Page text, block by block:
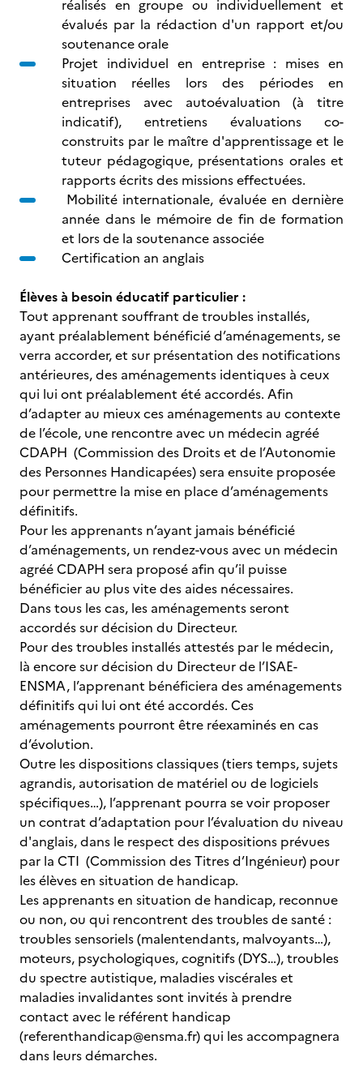
réalisés en groupe ou individuellement et
évalués par la rédaction d'un rapport et/ou
soutenance orale
Projet individuel en entreprise : mises en
situation réelles lors des périodes en
entreprises avec autoévaluation (à titre
indicatif), entretiens évaluations co-
construits par le maître d'apprentissage et le
tuteur pédagogique, présentations orales et
rapports écrits des missions effectuées.
Mobilité internationale, évaluée en dernière
année dans le mémoire de fin de formation
et lors de la soutenance associée
Certification an anglais
Élèves à besoin éducatif particulier :
Tout apprenant souffrant de troubles installés,
ayant préalablement bénéficié d’aménagements, se
verra accorder, et sur présentation des notifications
antérieures, des aménagements identiques à ceux
qui lui ont préalablement été accordés. Afin
d’adapter au mieux ces aménagements au contexte
de l’école, une rencontre avec un médecin agréé
CDAPH (Commission des Droits et de l’Autonomie
des Personnes Handicapées) sera ensuite proposée
pour permettre la mise en place d’aménagements
définitifs.
Pour les apprenants n’ayant jamais bénéficié
d’aménagements, un rendez-vous avec un médecin
agréé CDAPH sera proposé afin qu’il puisse
bénéficier au plus vite des aides nécessaires.
Dans tous les cas, les aménagements seront
accordés sur décision du Directeur.
Pour des troubles installés attestés par le médecin,
là encore sur décision du Directeur de l’ISAE-
ENSMA, l’apprenant bénéficiera des aménagements
définitifs qui lui ont été accordés. Ces
aménagements pourront être réexaminés en cas
d’évolution.
Outre les dispositions classiques (tiers temps, sujets
agrandis, autorisation de matériel ou de logiciels
spécifiques…), l’apprenant pourra se voir proposer
un contrat d’adaptation pour l’évaluation du niveau
d'anglais, dans le respect des dispositions prévues
par la CTI (Commission des Titres d’Ingénieur) pour
les élèves en situation de handicap.
Les apprenants en situation de handicap, reconnue
ou non, ou qui rencontrent des troubles de santé :
troubles sensoriels (malentendants, malvoyants…),
moteurs, psychologiques, cognitifs (DYS…), troubles
du spectre autistique, maladies viscérales et
maladies invalidantes sont invités à prendre
contact avec le référent handicap
(referenthandicap@ensma.fr) qui les accompagnera
dans leurs démarches.